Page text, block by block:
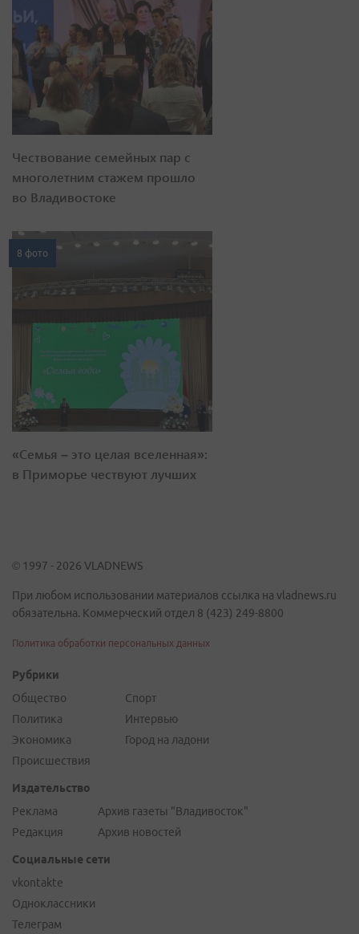
Чествование семейных пар с
многолетним стажем прошло
во Владивостоке
8 фото
«Семья – это целая вселенная»:
в Приморье чествуют лучших
© 1997 - 2026 VLADNEWS
При любом использовании материалов ссылка на vladnews.ru
обязательна. Коммерческий отдел 8 (423) 249-8800
Политика обработки персональных данных
Рубрики
Общество
Политика
Экономика
Происшествия
Спорт
Интервью
Город на ладони
Издательство
Реклама
Редакция
Архив газеты "Владивосток"
Архив новостей
Социальные сети
vkontakte
Одноклассники
Телеграм